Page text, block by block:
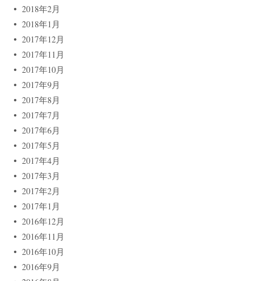
2018年2月
2018年1月
2017年12月
2017年11月
2017年10月
2017年9月
2017年8月
2017年7月
2017年6月
2017年5月
2017年4月
2017年3月
2017年2月
2017年1月
2016年12月
2016年11月
2016年10月
2016年9月